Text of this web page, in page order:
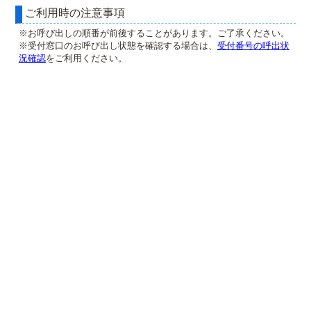
ご利用時の注意事項
※お呼び出しの順番が前後することがあります。ご了承ください。
※受付窓口のお呼び出し状態を確認する場合は、 受付番号の呼出状
況確認をご利用ください。